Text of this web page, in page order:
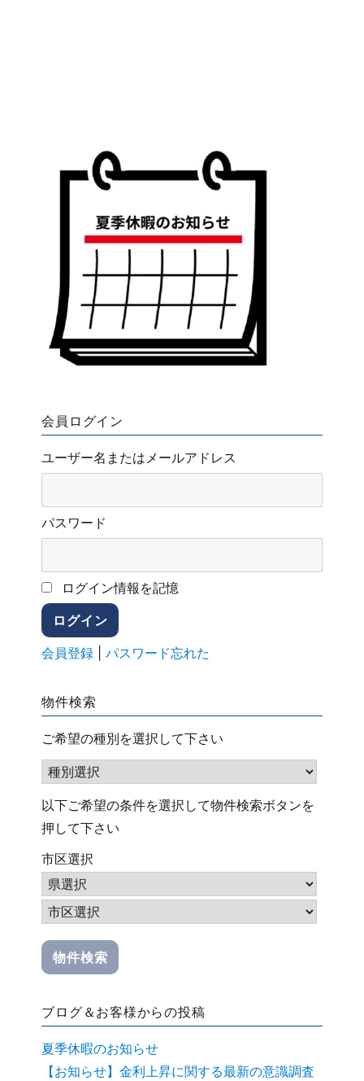
会員ログイン
ユーザー名またはメールアドレス
パスワード
ログイン情報を記憶
会員登録 |パスワード忘れた
物件検索
ご希望の種別を選択して下さい
以下ご希望の条件を選択して物件検索ボタンを
押して下さい
市区選択
ブログ＆お客様からの投稿
夏季休暇のお知らせ
【お知らせ】金利上昇に関する最新の意識調査